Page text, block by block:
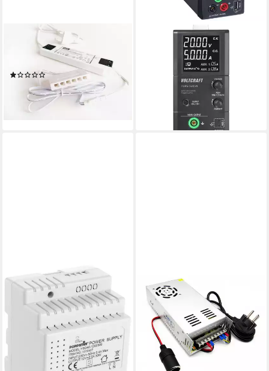
Flachnetzteil 15W, Kabel weiß,
LED-Ministecksystem Netzteil
(1)
18,90 €
lieferbar - in 2-3 Werktagen bei dir
VOLTCRAFT
Schaltnetzteil mit drei
Ausgängen, 0.8 - 20 V, 5 A,
max. 100 Labor-Netzteil
ab 245,16 €
lieferbar - in 2-3 Werktagen bei dir